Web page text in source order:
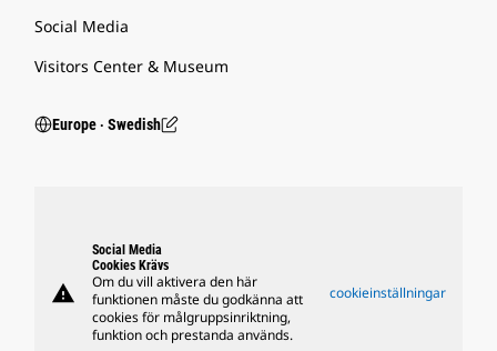
Social Media
Visitors Center & Museum
Europe ‧ Swedish
warning
Social Media
Cookies Krävs
Om du vill aktivera den här
funktionen måste du godkänna att
cookies för målgruppsinriktning,
funktion och prestanda används.
cookieinställningar